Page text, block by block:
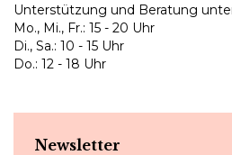
Unterstützung und Beratung
Mo., Mi., Fr.: 15 - 20 Uhr
Di., Sa.: 10 - 15 Uhr
Do.: 12 - 18 Uhr
Newsletter